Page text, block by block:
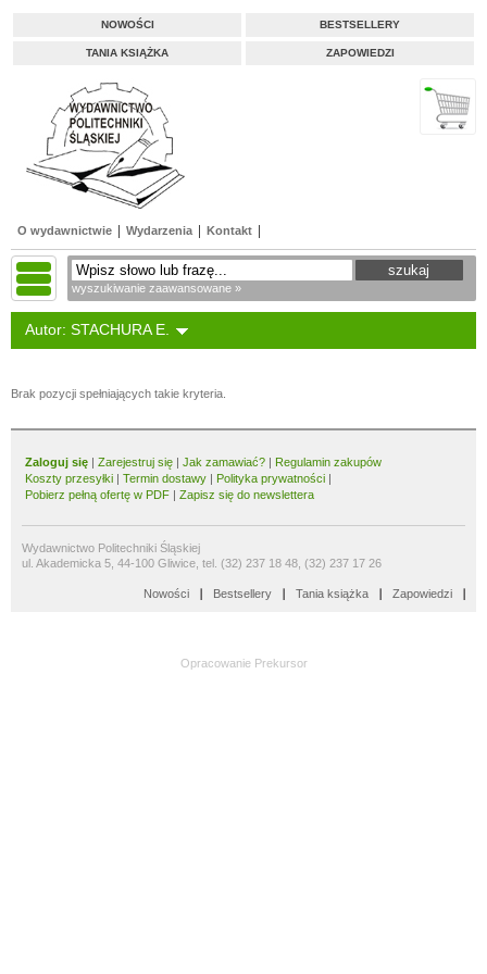
NOWOŚCI BESTSELLERY
TANIA KSIĄŻKA ZAPOWIEDZI
O wydawnictwie Wydarzenia Kontakt
wyszukiwanie zaawansowane »
Autor: STACHURA E.
Brak pozycji spełniających takie kryteria.
Zaloguj się | Zarejestruj się | Jak zamawiać? | Regulamin zakupów
Koszty przesyłki | Termin dostawy | Polityka prywatności |
Pobierz pełną ofertę w PDF | Zapisz się do newslettera
Wydawnictwo Politechniki Śląskiej
ul. Akademicka 5, 44-100 Gliwice, tel. (32) 237 18 48, (32) 237 17 26
Nowości Bestsellery Tania książka Zapowiedzi
Opracowanie Prekursor